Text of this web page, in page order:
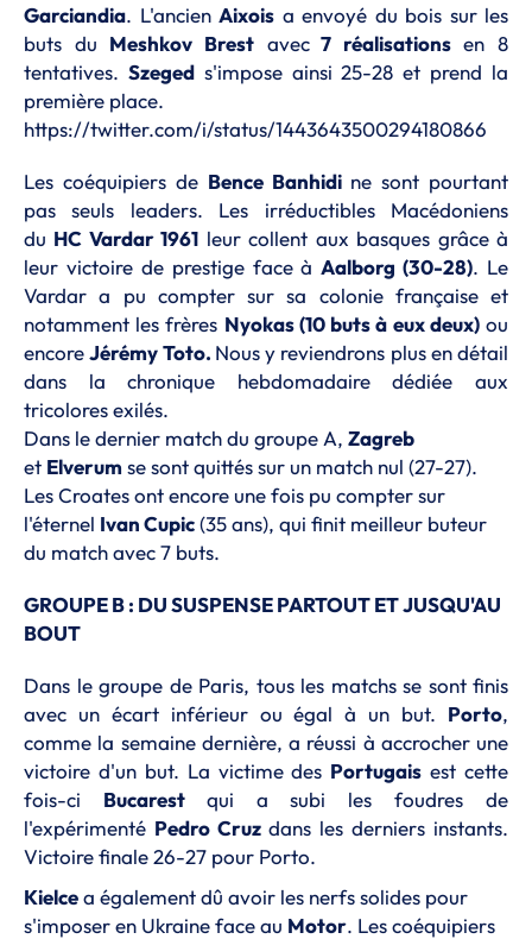
Garciandia. L'ancien Aixois a envoyé du bois sur les
buts du Meshkov Brestavec7 réalisationsen 8
tentatives. Szegeds'impose ainsi 25-28 et prend la
première place.
https://twitter.com/i/status/1443643500294180866
Les coéquipiers de Bence Banhidi ne sont pourtant
pas seuls leaders. Les irréductibles Macédoniens
du HC Vardar 1961 leur collent aux basques grâce à
leur victoire de prestige face àAalborg (30-28). Le
Vardar a pu compter sur sa colonie française et
notamment les frères Nyokas (10 buts à eux deux)ou
encoreJérémy Toto. Nous y reviendrons plus en détail
dans la chronique hebdomadaire dédiée aux
tricolores exilés.
Dans le dernier match du groupe A, Zagreb
et Elverumse sont quittés sur un match nul (27-27).
Les Croates ont encore une fois pu compter sur
l'éternel Ivan Cupic(35 ans), qui finit meilleur buteur
du match avec 7 buts.
GROUPE B : DU SUSPENSE PARTOUT ET JUSQU'AU
BOUT
Dans le groupe de Paris, tous les matchs se sont finis
avec un écart inférieur ou égal à un but. Porto,
comme la semaine dernière, a réussi à accrocher une
victoire d'un but. La victime des Portugais est cette
fois-ci Bucarest qui a subi les foudres de
l'expérimenté Pedro Cruz dans les derniers instants.
Victoire finale 26-27 pour Porto.
Kielcea également dû avoir les nerfs solides pour
s'imposer en Ukraine face au Motor. Les coéquipiers